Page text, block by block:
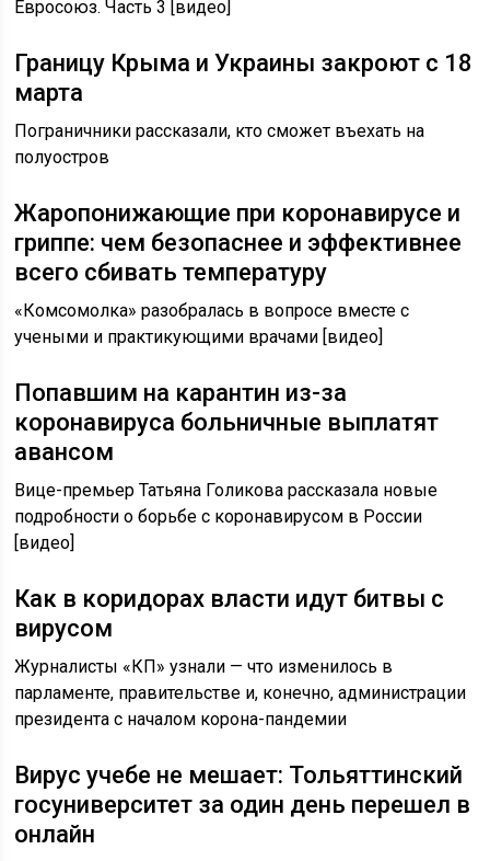
Евросоюз. Часть 3 [видео]
Границу Крыма и Украины закроют с 18
марта
Пограничники рассказали, кто сможет въехать на
полуостров
Жаропонижающие при коронавирусе и
гриппе: чем безопаснее и эффективнее
всего сбивать температуру
«Комсомолка» разобралась в вопросе вместе с
учеными и практикующими врачами [видео]
Попавшим на карантин из-за
коронавируса больничные выплатят
авансом
Вице-премьер Татьяна Голикова рассказала новые
подробности о борьбе с коронавирусом в России
[видео]
Как в коридорах власти идут битвы с
вирусом
Журналисты «КП» узнали — что изменилось в
парламенте, правительстве и, конечно, администрации
президента с началом корона-пандемии
Вирус учебе не мешает: Тольяттинский
госуниверситет за один день перешел в
онлайн